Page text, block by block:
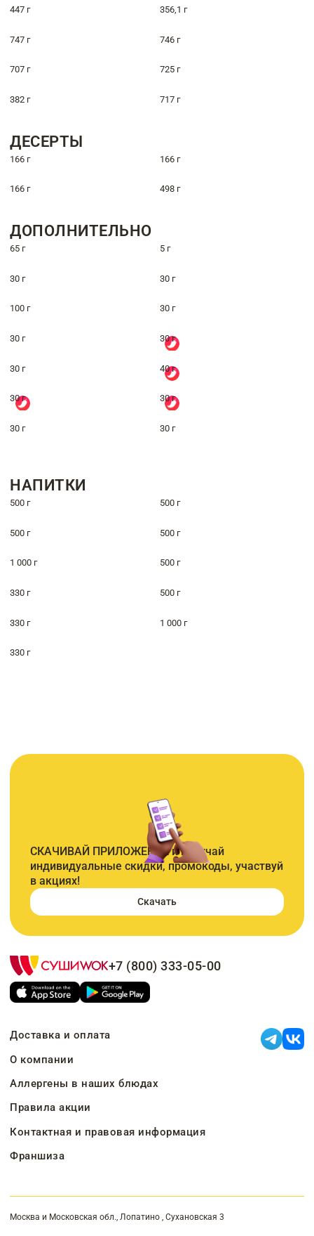
447 г 356,1 г
747 г 746 г
707 г 725 г
382 г 717 г
ДЕСЕРТЫ
166 г 166 г
166 г 498 г
ДОПОЛНИТЕЛЬНО
65 г 5 г
30 г 30 г
100 г 30 г
30 г 30 г
30 г 40 г
30 г 30 г
30 г 30 г
НАПИТКИ
500 г 500 г
500 г 500 г
1 000 г 500 г
330 г 500 г
330 г 1 000 г
330 г
СКАЧИВАЙ ПРИЛОЖЕНИЕ и получай
индивидуальные скидки, промокоды, участвуй
в акциях!
Скачать
+7 (800) 333-05-00
Доставка и оплата
О компании
Аллергены в наших блюдах
Правила акции
Контактная и правовая информация
Франшиза
Москва и Московская обл., Лопатино , Сухановская 3